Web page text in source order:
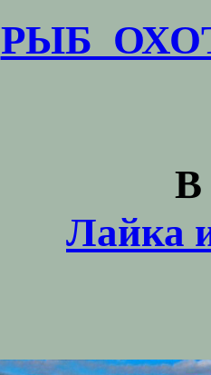
В
Лайка